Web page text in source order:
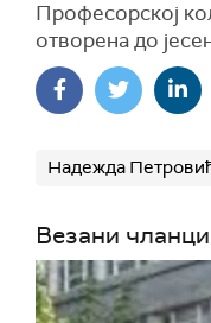
Професорској
отворена до
Надежда
Везани чланци